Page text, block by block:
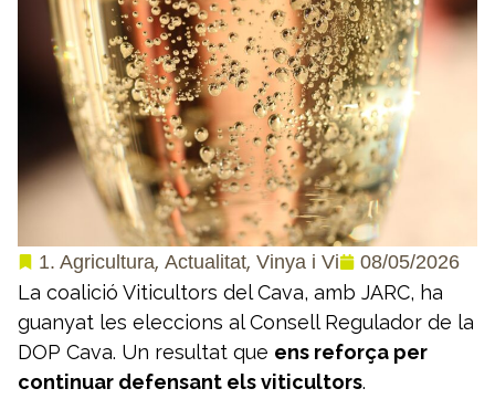
1. Agricultura, Actualitat, Vinya i Vi 08/05/2026
La coalició Viticultors del Cava, amb JARC, ha
guanyat les eleccions al Consell Regulador de la
DOP Cava. Un resultat que ens reforça per
continuar defensant els viticultors.